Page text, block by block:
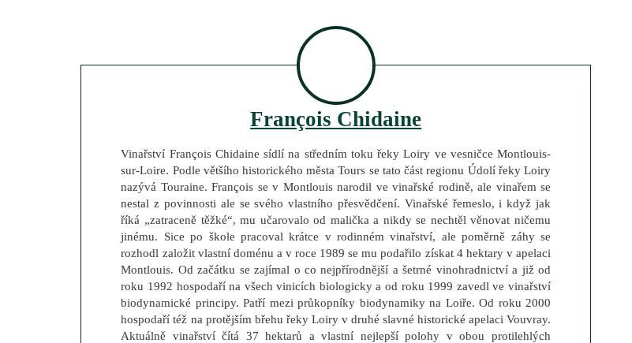
François Chidaine
Vinařství François Chidaine sídlí na středním toku řeky Loiry ve vesničce Montlouis-
sur-Loire. Podle většího historického města Tours se tato část regionu Údolí řeky Loiry
nazývá Touraine. François se v Montlouis narodil ve vinařské rodině, ale vinařem se
nestal z povinnosti ale se svého vlastního přesvědčení. Vinařské řemeslo, i když jak
říká „zatraceně těžké“, mu učarovalo od malička a nikdy se nechtěl věnovat ničemu
jinému. Sice po škole pracoval krátce v rodinném vinařství, ale poměrně záhy se
rozhodl založit vlastní doménu a v roce 1989 se mu podařilo získat 4 hektary v apelaci
Montlouis. Od začátku se zajímal o co nejpřírodnější a šetrné vinohradnictví a již od
roku 1992 hospodaří na všech vinicích biologicky a od roku 1999 zavedl ve vinařství
biodynamické principy. Patří mezi průkopníky biodynamiky na Loiře. Od roku 2000
hospodaří též na protějším břehu řeky Loiry v druhé slavné historické apelaci Vouvray.
Aktuálně vinařství čítá 37 hektarů a vlastní nejlepší polohy v obou protilehlých